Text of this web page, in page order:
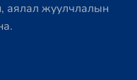
аялал жуулчлалын